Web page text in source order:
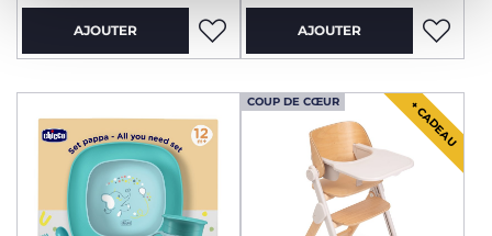
AJOUTER AJOUTER
COUP DE CŒUR + CADEAU